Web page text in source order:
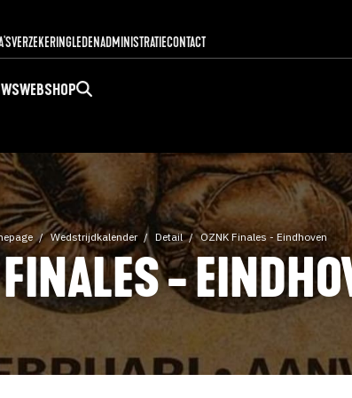
VERZEKERINGLEDENADMINISTRATIECONTACT
WEBSHOP
Wedstrijdkalender Detail OZNK Finales - Eindhoven
-